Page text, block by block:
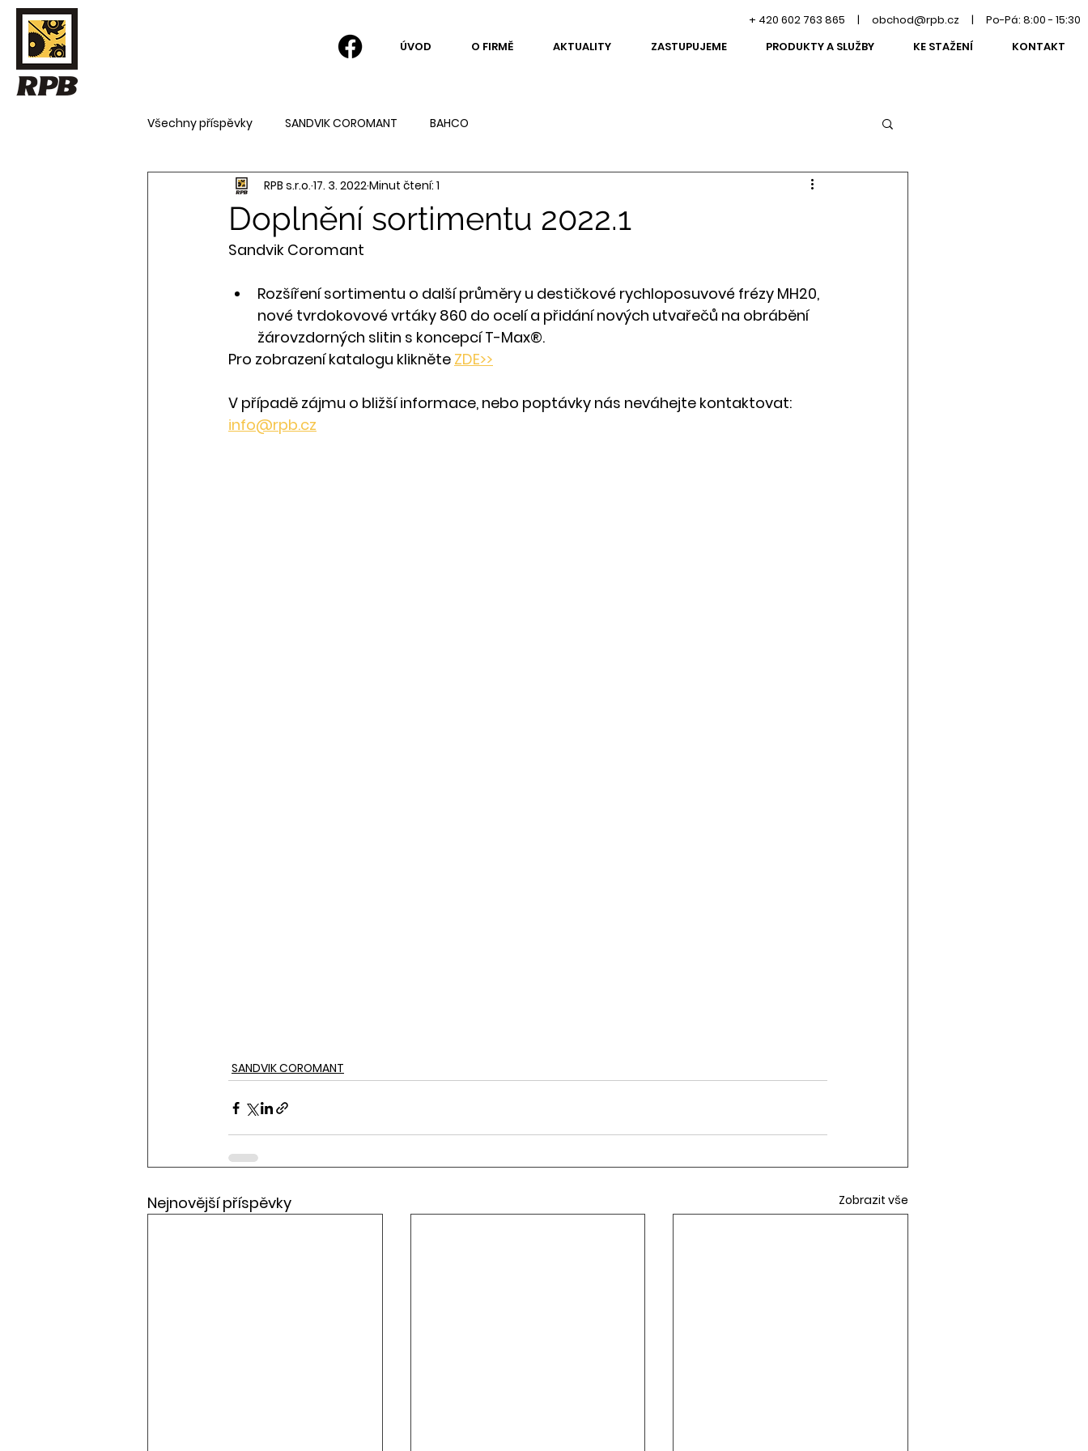
+ 420 602 763 865 | obchod@rpb.cz | Po-Pá: 8:00 - 15:30
ÚVOD
O FIRMĚ AKTUALITY ZASTUPUJEME PRODUKTY A SLUŽBY KE STAŽENÍ KONTAKT
Všechny příspěvky SANDVIK COROMANT BAHCO
Doplnění sortimentu 2022.1
RPB s.r.o. 17. 3. 2022Minut čtení: 1
Sandvik Coromant
Rozšíření sortimentu o další průměry u destičkové rychloposuvové frézy MH20,
nové tvrdokovové vrtáky 860 do ocelí a přidání nových utvařečů na obrábění
žárovzdorných slitin s koncepcí T-Max®.
Pro zobrazení katalogu klikněte ZDE>>
V případě zájmu o bližší informace, nebo poptávky nás neváhejte kontaktovat:
info@rpb.cz
SANDVIK COROMANT
Nejnovější příspěvky Zobrazit vše